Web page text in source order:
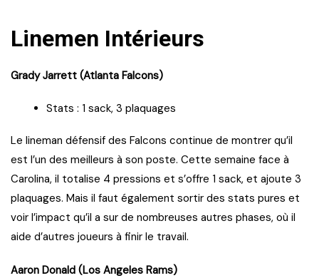
Linemen Intérieurs
Grady Jarrett (Atlanta Falcons)
Stats : 1 sack, 3 plaquages
Le lineman défensif des Falcons continue de montrer qu’il
est l’un des meilleurs à son poste. Cette semaine face à
Carolina, il totalise 4 pressions et s’offre 1 sack, et ajoute 3
plaquages. Mais il faut également sortir des stats pures et
voir l’impact qu’il a sur de nombreuses autres phases, où il
aide d’autres joueurs à finir le travail.
Aaron Donald (Los Angeles Rams)